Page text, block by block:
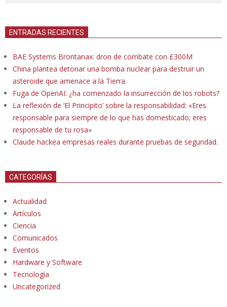
ENTRADAS RECIENTES
BAE Systems Brontanax: dron de combate con £300M
China plantea detonar una bomba nuclear para destruir un
asteroide que amenace a la Tierra.
Fuga de OpenAI: ¿ha comenzado la insurrección de los robots?
La reflexión de ‘El Principito’ sobre la responsabilidad: «Eres
responsable para siempre de lo que has domesticado; eres
responsable de tu rosa»
Claude hackea empresas reales durante pruebas de seguridad.
CATEGORÍAS
Actualidad
Artículos
Ciencia
Comunicados
Eventos
Hardware y Software
Tecnología
Uncategorized